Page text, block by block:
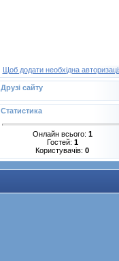
Щоб додати необхідна
Друзі сайту
Статистика
Онлайн всього: 1
Гостей: 1
Користувачів: 0